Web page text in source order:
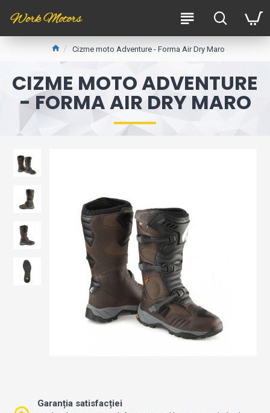
Cizme moto Adventure - Forma Air Dry Maro
CIZME MOTO ADVENTURE
- FORMA AIR DRY MARO
Garanția satisfacției